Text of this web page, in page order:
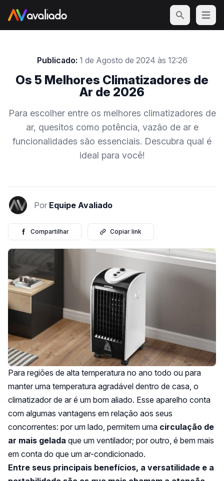
Open
Publicado: 1 de Agosto de 2024 às 12:26
Os 5 Melhores Climatizadores de
Ar de 2026
Para escolher entre os melhores climatizadores de
ar, quesitos como potência, vazão de ar e
funcionalidades são essenciais. Descubra qual é
ideal para você!
Por Equipe Avaliado
Compartilhar Copiar link
Para regiões de alta temperatura no ano todo ou para
manter uma temperatura agradável dentro de casa, o
climatizador de ar é um bom aliado. Esse aparelho conta
com algumas vantagens em relação aos seus
concorrentes: por um lado, permitem uma circulação de
ar mais gelada que um ventilador; por outro, é bem mais
em conta do que um ar-condicionado.
Entre seus principais benefícios, a versatilidade e a